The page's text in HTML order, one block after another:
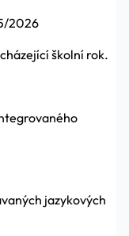
2026
školní rok.
jazykových